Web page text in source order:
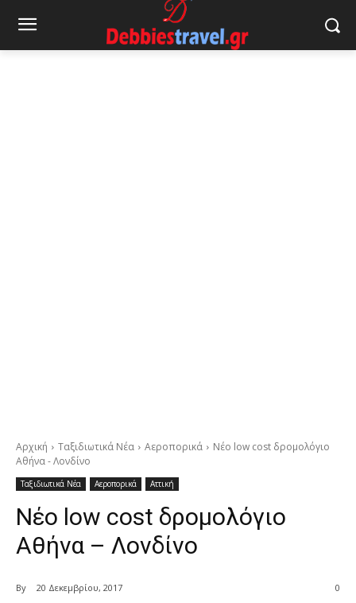
Αρχική Ταξιδιωτικά Νέα Αεροπορικά
Νέο low cost δρομολόγιο
Αθήνα - Λονδίνο
Ταξιδιωτικά Νέα Αεροπορικά Αττική
Νέο low cost δρομολόγιο
Αθήνα – Λονδίνο
By 20 Δεκεμβρίου, 2017 0